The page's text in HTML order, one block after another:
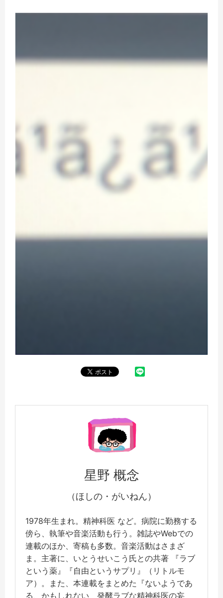
星野 概念
（ほしの・がいねん）
1978年生まれ。精神科医 など。病院に勤務する
傍ら、執筆や音楽活動も行う。雑誌やWebでの
連載のほか、寄稿も多数。音楽活動はさまざ
ま。主著に、いとうせいこう氏との共著 『ラブ
という薬』『自由というサプリ』（リトルモ
ア）。また、本連載をまとめた『ないようであ
る、かもしれない 発酵ラブな精神科医の妄